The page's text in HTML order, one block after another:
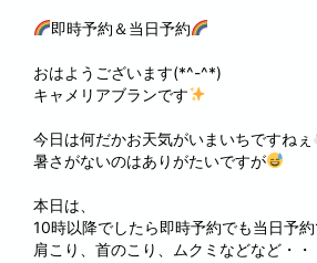
即時予約＆当日予約
おはようございます(*^-^*)
キャメリアブランです
今日は何だかお天気がいまいちですねぇ
暑さがないのはありがたいですが
本日は、
10時以降でしたら即時予約でも当日予
肩こり、首のこり、ムクミなどなど・・